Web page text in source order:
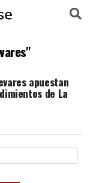
apuestan
de La